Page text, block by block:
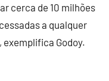
cerca de 10 milhões
a qualquer
exemplifica Godoy.